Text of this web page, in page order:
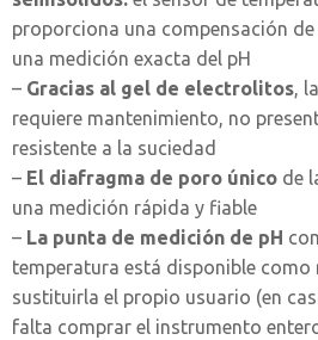
proporciona una compensación
una medición exacta del pH
– Gracias al gel de electrolitos,
requiere mantenimiento, no
resistente a la suciedad
– El diafragma de poro único de
una medición rápida y fiable
– La punta de medición de pH
temperatura está disponible como
sustituirla el propio usuario (en
falta comprar el instrumento